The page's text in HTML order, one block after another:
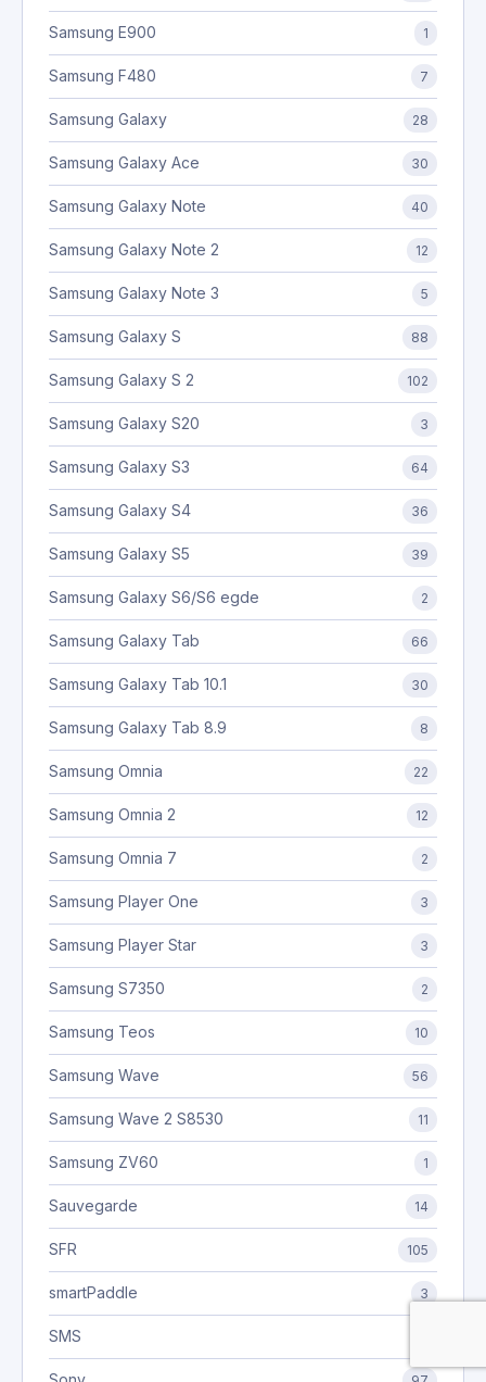
Samsung E900 1
Samsung F480 7
Samsung Galaxy 28
Samsung Galaxy Ace 30
Samsung Galaxy Note 40
Samsung Galaxy Note 2 12
Samsung Galaxy Note 3 5
Samsung Galaxy S 88
Samsung Galaxy S 2 102
Samsung Galaxy S20 3
Samsung Galaxy S3 64
Samsung Galaxy S4 36
Samsung Galaxy S5 39
Samsung Galaxy S6/S6 egde 2
Samsung Galaxy Tab 66
Samsung Galaxy Tab 10.1 30
Samsung Galaxy Tab 8.9 8
Samsung Omnia 22
Samsung Omnia 2 12
Samsung Omnia 7 2
Samsung Player One 3
Samsung Player Star 3
Samsung S7350 2
Samsung Teos 10
Samsung Wave 56
Samsung Wave 2 S8530 11
Samsung ZV60 1
Sauvegarde 14
SFR 105
smartPaddle 3
SMS